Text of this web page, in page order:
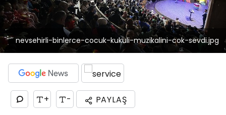
nevsehirli-binlerce-cocuk-kukuli-muzikalini-cok-sevdi.jpg
+ - PAYLAŞ